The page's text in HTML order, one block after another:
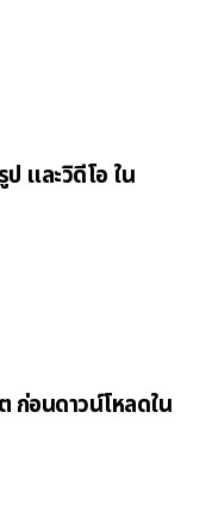
และวิดีโอ ใน
ก่อนดาวน์โหลดใน